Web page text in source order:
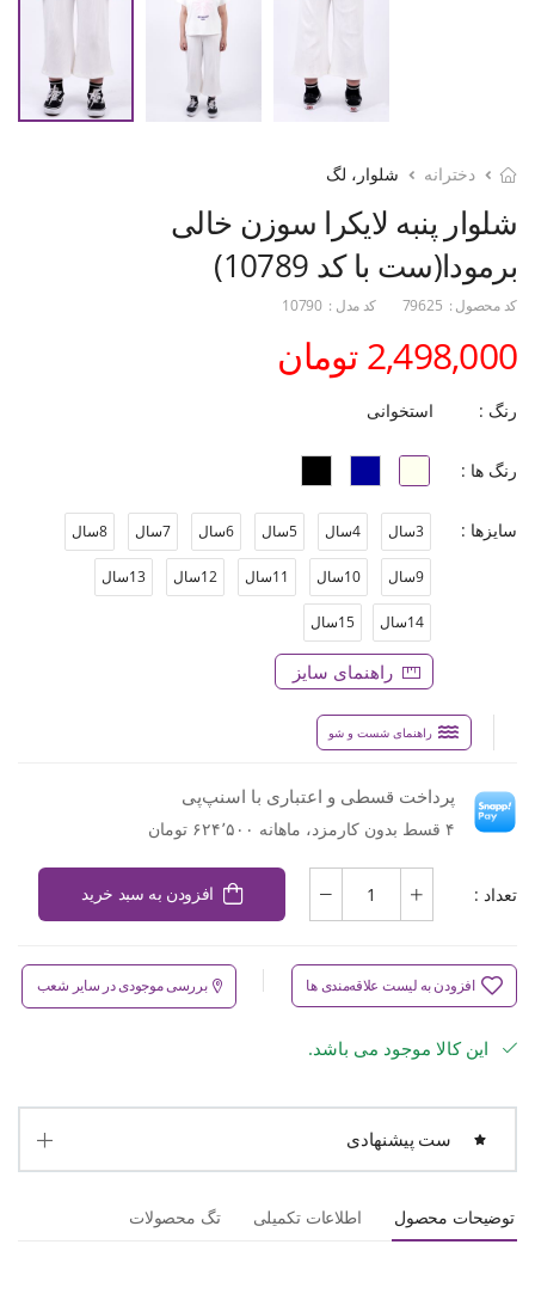
دخترانه شلوار، لگ
شلوار پنبه لایکرا سوزن خالی
برمودا(ست با کد 10789)
کد محصول : 79625 کد مدل : 10790
2,498,000 تومان
رنگ : استخوانی
رنگ ها :
سایزها : 3سال 4سال 5سال 6سال 7سال 8سال
9سال 10سال 11سال 12سال 13سال
14سال 15سال
راهنمای سایز
راهنمای شست و شو
پرداخت قسطی و اعتباری با اسنپ‌پی
۴ قسط بدون کارمزد، ماهانه ۶۲۴٬۵۰۰ تومان
تعداد : افزودن به سبد خرید
افزودن به لیست علاقه‌مندی ها بررسی موجودی در سایر شعب
این کالا موجود می باشد.
ست پیشنهادی
توضیحات محصول اطلاعات تکمیلی تگ محصولات